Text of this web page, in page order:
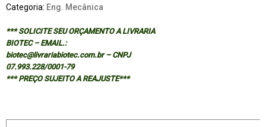
Categoria: Eng. Mecânica
*** SOLICITE SEU ORÇAMENTO A LIVRARIA
BIOTEC – EMAIL.:
biotec@livrariabiotec.com.br – CNPJ
07.993.228/0001-79
*** PREÇO SUJEITO A REAJUSTE***